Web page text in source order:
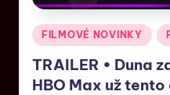
FILMOVÉ NOVINKY
TRAILER • Duna
HBO Max už